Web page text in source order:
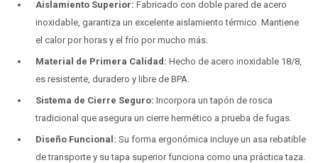
Aislamiento Superior: Fabricado con doble pared de acero
inoxidable, garantiza un excelente aislamiento térmico. Mantiene
el calor por horas y el frío por mucho más.
Material de Primera Calidad: Hecho de acero inoxidable 18/8,
es resistente, duradero y libre de BPA.
Sistema de Cierre Seguro: Incorpora un tapón de rosca
tradicional que asegura un cierre hermético a prueba de fugas.
Diseño Funcional: Su forma ergonómica incluye un asa rebatible
de transporte y su tapa superior funciona como una práctica taza.